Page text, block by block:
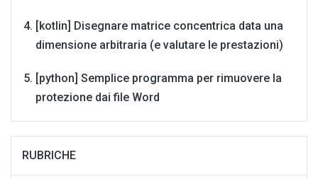
[kotlin] Disegnare matrice concentrica data una
dimensione arbitraria (e valutare le prestazioni)
[python] Semplice programma per rimuovere la
protezione dai file Word
RUBRICHE